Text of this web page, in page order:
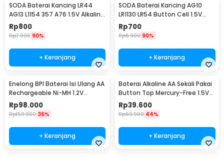
SODA Baterai Kancing LR44
AG13 L1154 357 A76 1.5V Alkaline
1 PCS
Rp800
Rp7.900 90%
+ Keranjang
SODA Baterai Kancing AG10
LR1130 LR54 Button Cell 1.5V
Alkaline 1 PCS
Rp700
Rp6.900 90%
+ Keranjang
Enelong BPI Baterai Isi Ulang AA
Rechargeable Ni-MH 1.2V
2700mAh 4 PCS
Rp98.000
Rp150.900 36%
+ Keranjang
Baterai Alkaline AA Sekali Pakai
Button Top Mercury-Free 1.5V
10 PCS - Zi5
Rp39.600
Rp69.900 44%
+ Keranjang